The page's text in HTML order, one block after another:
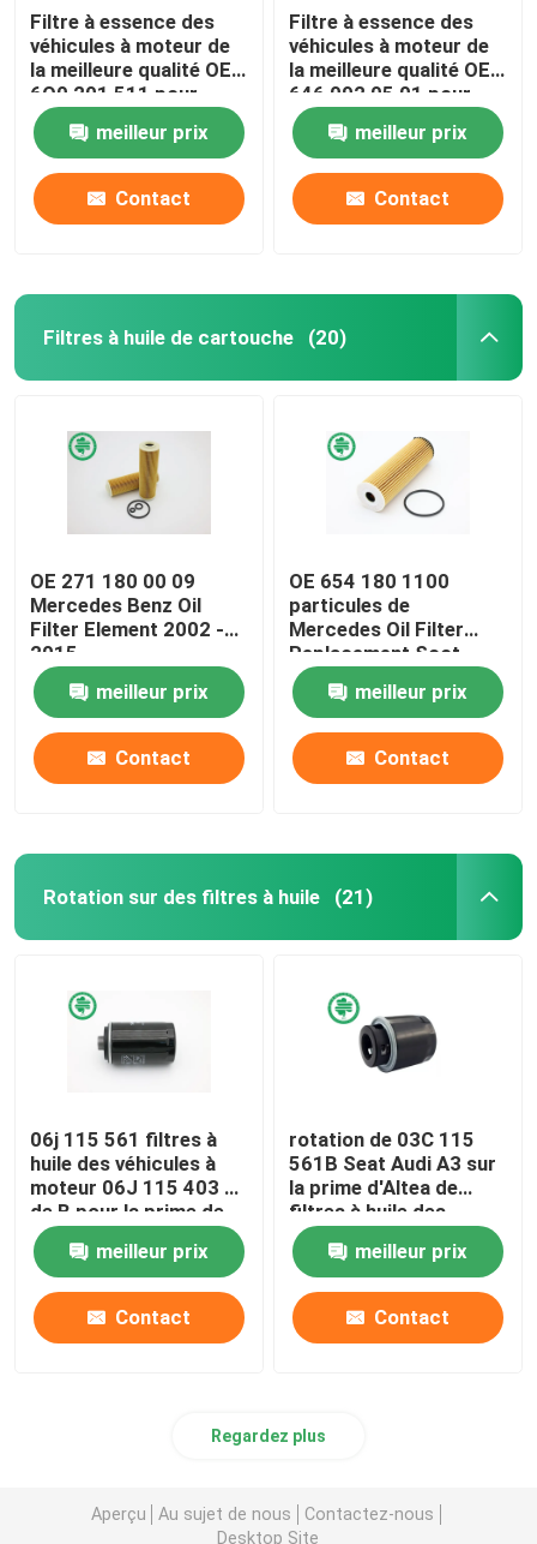
Filtre à essence des
véhicules à moteur de
la meilleure qualité OE :
6Q0 201 511 pour
Audi, VW (00-18),
SEAT
meilleur prix
Contact
Filtre à essence des
véhicules à moteur de
la meilleure qualité OE :
646 092 05 01 pour
MERCEDES-BENZ,
SMARTmeilleur prix
Contact
Filtres à huile de cartouche (20)
OE 271 180 00 09
Mercedes Benz Oil
Filter Element 2002 -
2015
meilleur prix
Contact
OE 654 180 1100
particules de
Mercedes Oil Filter
Replacement Soot
meilleur prix
Contact
Rotation sur des filtres à huile (21)
06j 115 561 filtres à
huile des véhicules à
moteur 06J 115 403 C
de B pour la prime de
VW d'AUDI des
véhicules à moteur
meilleur prix
Contact
rotation de 03C 115
561B Seat Audi A3 sur
la prime d'Altea de
filtres à huile des
véhicules à moteur
pour le métal
endommagé
meilleur prix
Contact
Regardez plus
Aperçu Au sujet de nous
Contactez-nous
Desktop Site